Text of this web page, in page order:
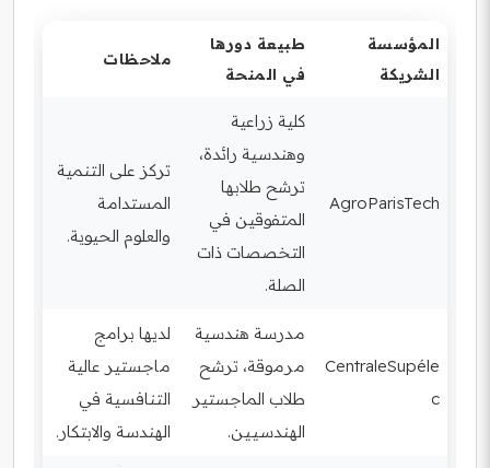
المؤسسة
الشريكة
طبيعة دورها
في المنحة
ملاحظات
AgroParisTech
كلية زراعية
وهندسية رائدة،
ترشح طلابها
المتفوقين في
التخصصات ذات
الصلة.
تركز على التنمية
المستدامة
والعلوم الحيوية.
CentraleSupéle
c
مدرسة هندسية
مرموقة، ترشح
طلاب الماجستير
الهندسيين.
لديها برامج
ماجستير عالية
التنافسية في
الهندسة والابتكار.